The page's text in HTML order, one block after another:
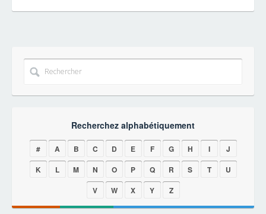
Recherchez alphabétiquement
# A B C D E F G H I
J
K
L M N O P Q R S T
U
V
W X Y Z